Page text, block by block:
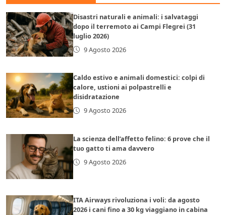
Disastri naturali e animali: i salvataggi
dopo il terremoto ai Campi Flegrei (31
luglio 2026)
9 Agosto 2026
Caldo estivo e animali domestici: colpi di
calore, ustioni ai polpastrelli e
disidratazione
9 Agosto 2026
La scienza dell’affetto felino: 6 prove che il
tuo gatto ti ama davvero
9 Agosto 2026
ITA Airways rivoluziona i voli: da agosto
2026 i cani fino a 30 kg viaggiano in cabina